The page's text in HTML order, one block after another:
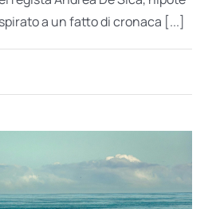
a un fatto di cronaca [...]